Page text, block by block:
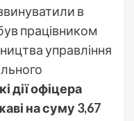
в
працівником
управління
дії офіцера
на суму 3,67